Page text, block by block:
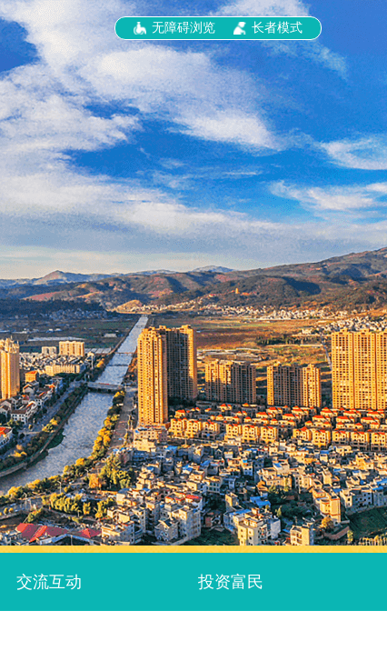
无障碍浏览 长者模式
交流互动 投资富民